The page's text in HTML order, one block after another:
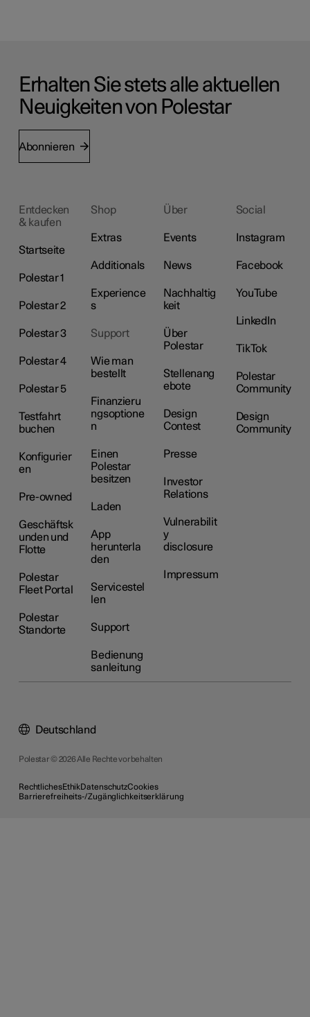
Erhalten Sie stets alle aktuellen
Neuigkeiten von Polestar
Abonnieren
Entdecken
& kaufen
Startseite
Polestar 1
Polestar 2
Polestar 3
Polestar 4
Polestar 5
Testfahrt
buchen
Konfigurier
en
Pre-owned
Geschäftsk
unden und
Flotte
Polestar
Fleet Portal
Polestar
Standorte
Shop
Extras
Additionals
Experience
s
Support
Wie man
bestellt
Finanzieru
ngsoptione
n
Einen
Polestar
besitzen
Laden
App
herunterla
den
Servicestel
len
Support
Bedienung
sanleitung
Über
Events
News
Nachhaltig
keit
Über
Polestar
Stellenang
ebote
Design
Contest
Presse
Investor
Relations
Vulnerabilit
y
disclosure
Impressum
Social
Instagram
Facebook
YouTube
LinkedIn
TikTok
Polestar
Community
Design
Community
Polestar © 2026 Alle Rechte vorbehalten
RechtlichesEthikDatenschutzCookies
Barrierefreiheits-/Zugänglichkeitserklärung
Deutschland